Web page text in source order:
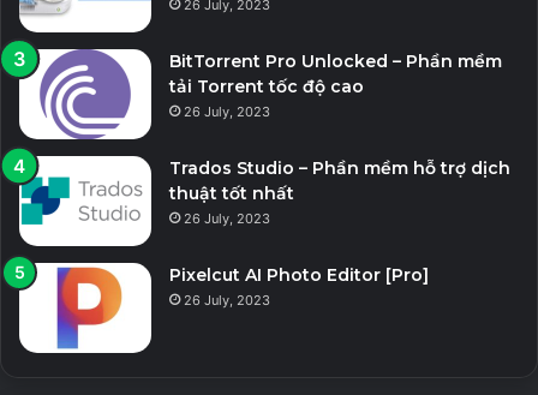
26 July, 2023
BitTorrent Pro Unlocked – Phần mềm
tải Torrent tốc độ cao
26 July, 2023
Trados Studio – Phần mềm hỗ trợ dịch
thuật tốt nhất
26 July, 2023
Pixelcut AI Photo Editor [Pro]
26 July, 2023